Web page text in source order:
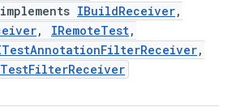
implements IBuildReceiver,
, IRemoteTest,
,